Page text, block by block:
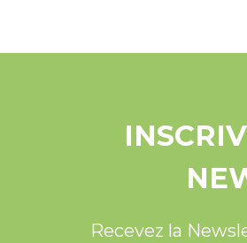
Recevez la